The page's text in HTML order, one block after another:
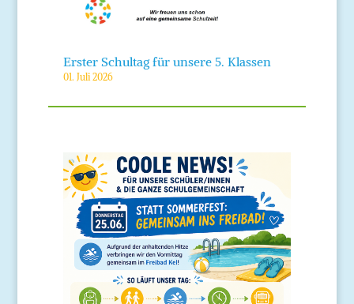
Erster Schultag für unsere 5. Klassen
01. Juli 2026